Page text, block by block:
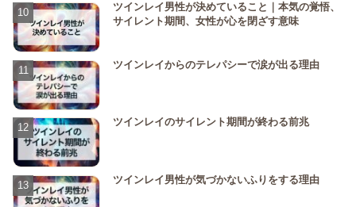
ツインレイ男性が決めていること｜本気の覚悟、
サイレント期間、女性が心を閉ざす意味
ツインレイからのテレパシーで涙が出る理由
ツインレイのサイレント期間が終わる前兆
ツインレイ男性が気づかないふりをする理由